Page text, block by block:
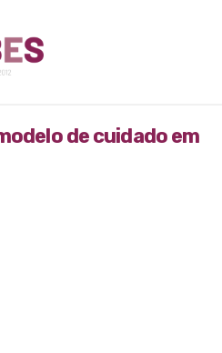
de cuidado em